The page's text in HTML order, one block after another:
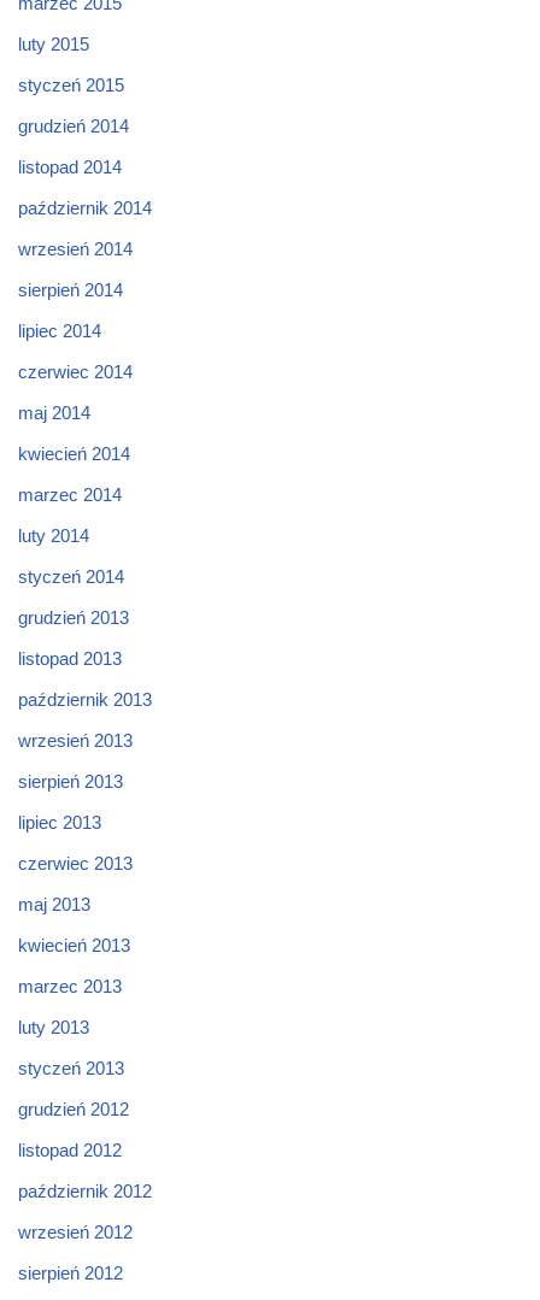
luty 2015
styczeń 2015
grudzień 2014
listopad 2014
październik 2014
wrzesień 2014
sierpień 2014
lipiec 2014
czerwiec 2014
maj 2014
kwiecień 2014
marzec 2014
luty 2014
styczeń 2014
grudzień 2013
listopad 2013
październik 2013
wrzesień 2013
sierpień 2013
lipiec 2013
czerwiec 2013
maj 2013
kwiecień 2013
marzec 2013
luty 2013
styczeń 2013
grudzień 2012
listopad 2012
październik 2012
wrzesień 2012
sierpień 2012